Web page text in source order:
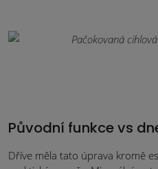
Původní funkce vs
Dříve měla tato úprava kromě